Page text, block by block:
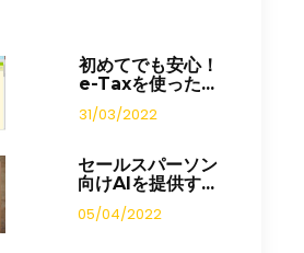
初めてでも安心！
e-Taxを使った...
31/03/2022
セールスパーソン
向けAIを提供す...
05/04/2022